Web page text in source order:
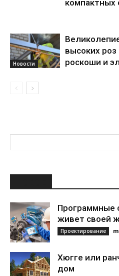
компактных
Новости
высоких
роскоши и
Программные
живет своей
Проектирование
Хюгге или
дом